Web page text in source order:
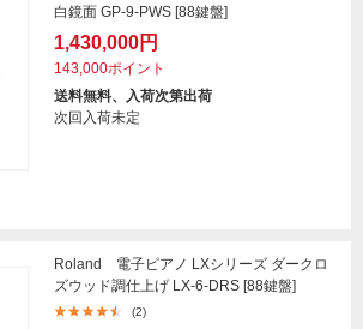
白鏡面 GP-9-PWS [88鍵盤]
1,430,000円
143,000ポイント
送料無料、入荷次第出荷
次回入荷未定
Roland 電子ピアノ LXシリーズ ダークロ
ズウッド調仕上げ LX-6-DRS [88鍵盤]
(2)